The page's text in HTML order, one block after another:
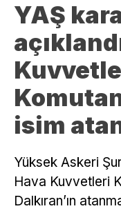
YAŞ
isim
Yüksek Askeri
Hava Kuvvetleri
Dalkıran’ın